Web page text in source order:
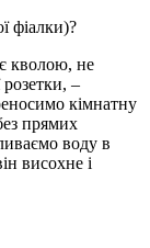
фіалки)?
кволою, не
розетки, –
кімнатну
прямих
воду в
висохне і